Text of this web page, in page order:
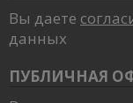
Вы даете
данных
ПУБЛИЧНАЯ